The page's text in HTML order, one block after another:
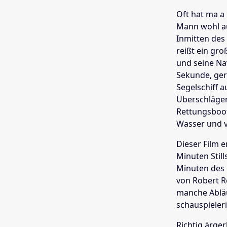
Oft hat ma
Mann wohl
Inmitten
reißt ein
und seine
Sekunde,
Segelschiff
Wasser und
Dieser Film
Minuten
Minuten des
von Robert
manche